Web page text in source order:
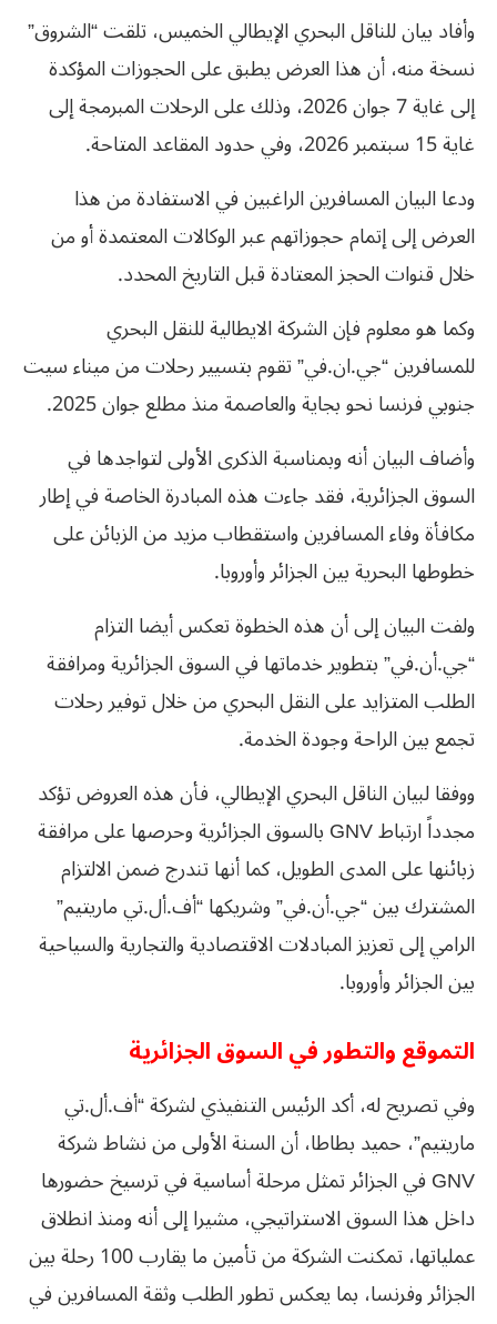
وأفاد بيان للناقل البحري الإيطالي الخميس، تلقت “الشروق”
نسخة منه، أن هذا العرض يطبق على الحجوزات المؤكدة
إلى غاية 7 جوان 2026، وذلك على الرحلات المبرمجة إلى
غاية 15 سبتمبر 2026، وفي حدود المقاعد المتاحة.
ودعا البيان المسافرين الراغبين في الاستفادة من هذا
العرض إلى إتمام حجوزاتهم عبر الوكالات المعتمدة أو من
خلال قنوات الحجز المعتادة قبل التاريخ المحدد.
وكما هو معلوم فإن الشركة الايطالية للنقل البحري
للمسافرين “جي.ان.في” تقوم بتسيير رحلات من ميناء سيت
جنوبي فرنسا نحو بجاية والعاصمة منذ مطلع جوان 2025.
وأضاف البيان أنه وبمناسبة الذكرى الأولى لتواجدها في
السوق الجزائرية، فقد جاءت هذه المبادرة الخاصة في إطار
مكافأة وفاء المسافرين واستقطاب مزيد من الزبائن على
خطوطها البحرية بين الجزائر وأوروبا.
ولفت البيان إلى أن هذه الخطوة تعكس أيضا التزام
“جي.أن.في” بتطوير خدماتها في السوق الجزائرية ومرافقة
الطلب المتزايد على النقل البحري من خلال توفير رحلات
تجمع بين الراحة وجودة الخدمة.
ووفقا لبيان الناقل البحري الإيطالي، فأن هذه العروض تؤكد
مجدداً ارتباط GNV بالسوق الجزائرية وحرصها على مرافقة
زبائنها على المدى الطويل، كما أنها تندرج ضمن الالتزام
المشترك بين “جي.أن.في” وشريكها “أف.أل.تي ماريتيم”
الرامي إلى تعزيز المبادلات الاقتصادية والتجارية والسياحية
بين الجزائر وأوروبا.
التموقع والتطور في السوق الجزائرية
وفي تصريح له، أكد الرئيس التنفيذي لشركة “أف.أل.تي
ماريتيم”، حميد بطاطا، أن السنة الأولى من نشاط شركة
GNV في الجزائر تمثل مرحلة أساسية في ترسيخ حضورها
داخل هذا السوق الاستراتيجي، مشيرا إلى أنه ومنذ انطلاق
عملياتها، تمكنت الشركة من تأمين ما يقارب 100 رحلة بين
الجزائر وفرنسا، بما يعكس تطور الطلب وثقة المسافرين في